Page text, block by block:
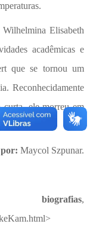
Elisabeth
acadêmicas e
que se tornou um
Reconhecidamente
curta, ele morreu em
Maycol Szpunar.
,